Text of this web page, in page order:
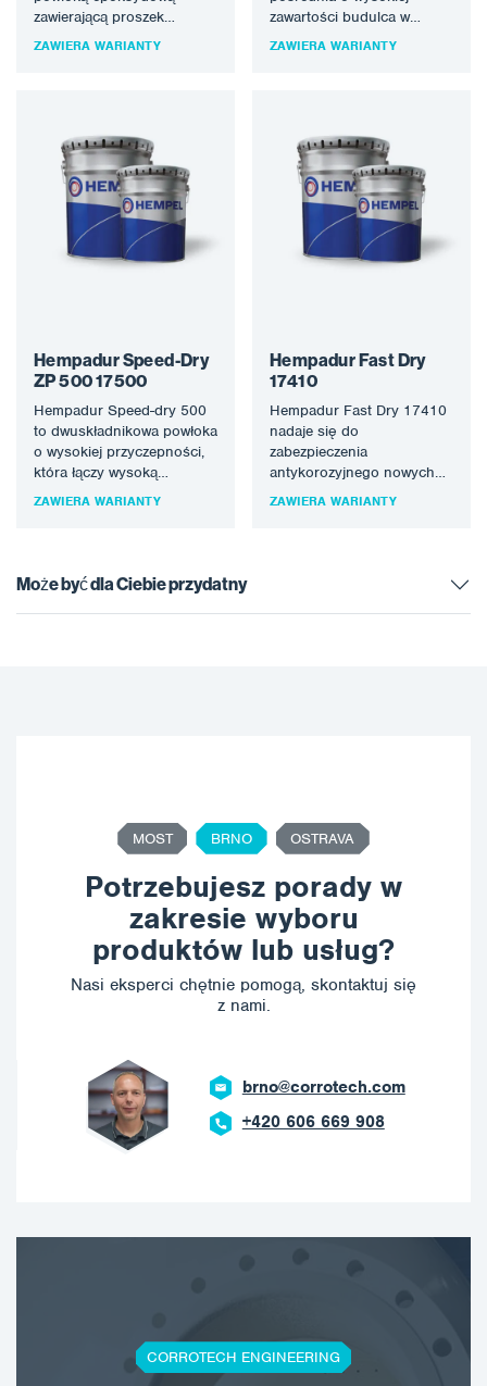
zawierającą proszek
cynkowy. Wysokiej jakości
ZAWIERA WARIANTY
zawartości budulca w
systemach powłok o
ZAWIERA WARIANTY
Hempadur Speed-Dry
ZP 500 17500
Hempadur Speed-dry 500
to dwuskładnikowa powłoka
o wysokiej przyczepności,
która łączy wysoką
zawartość suchej masy
ZAWIERA WARIANTY
Hempadur Fast Dry
17410
Hempadur Fast Dry 17410
nadaje się do
zabezpieczenia
antykorozyjnego nowych
konstrukcji stalowych na
ZAWIERA WARIANTY
Może być dla Ciebie przydatny
MOST BRNO OSTRAVA
Potrzebujesz porady w
zakresie wyboru
produktów lub usług?
Nasi eksperci chętnie pomogą, skontaktuj się
z nami.
brno@corrotech.com
+420 606 669 908
CORROTECH ENGINEERING